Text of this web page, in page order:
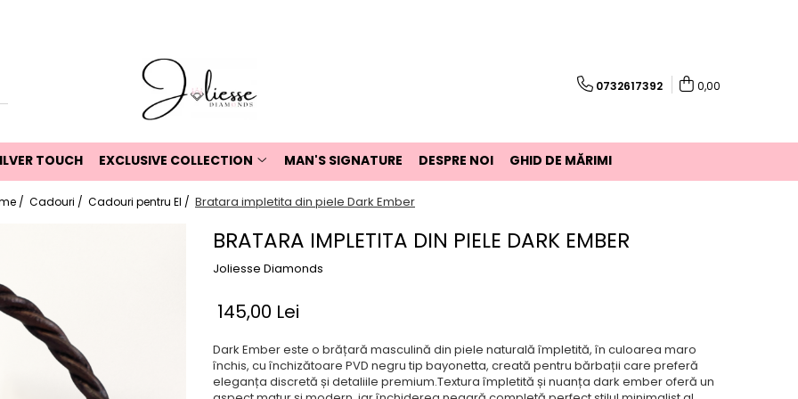
0732617392 0,00
TOUCH EXCLUSIVE COLLECTION MAN'S SIGNATURE DESPRE NOI GHID DE MĂRIMI
/ Cadouri / Cadouri pentru El / Bratara impletita din piele Dark Ember
BRATARA IMPLETITA DIN PIELE DARK EMBER
Joliesse Diamonds
145,00 Lei
Dark Ember este o brățară masculină din piele naturală împletită, în culoarea maro
închis, cu închizătoare PVD negru tip bayonetta, creată pentru bărbații care preferă
eleganța discretă și detaliile premium.Textura împletită și nuanța dark ember oferă un